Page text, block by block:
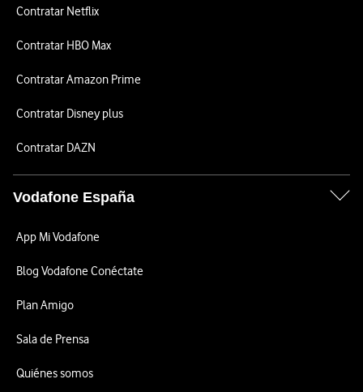
Contratar Netflix
Contratar HBO Max
Contratar Amazon Prime
Contratar Disney plus
Contratar DAZN
Vodafone España
App Mi Vodafone
Blog Vodafone Conéctate
Plan Amigo
Sala de Prensa
Quiénes somos